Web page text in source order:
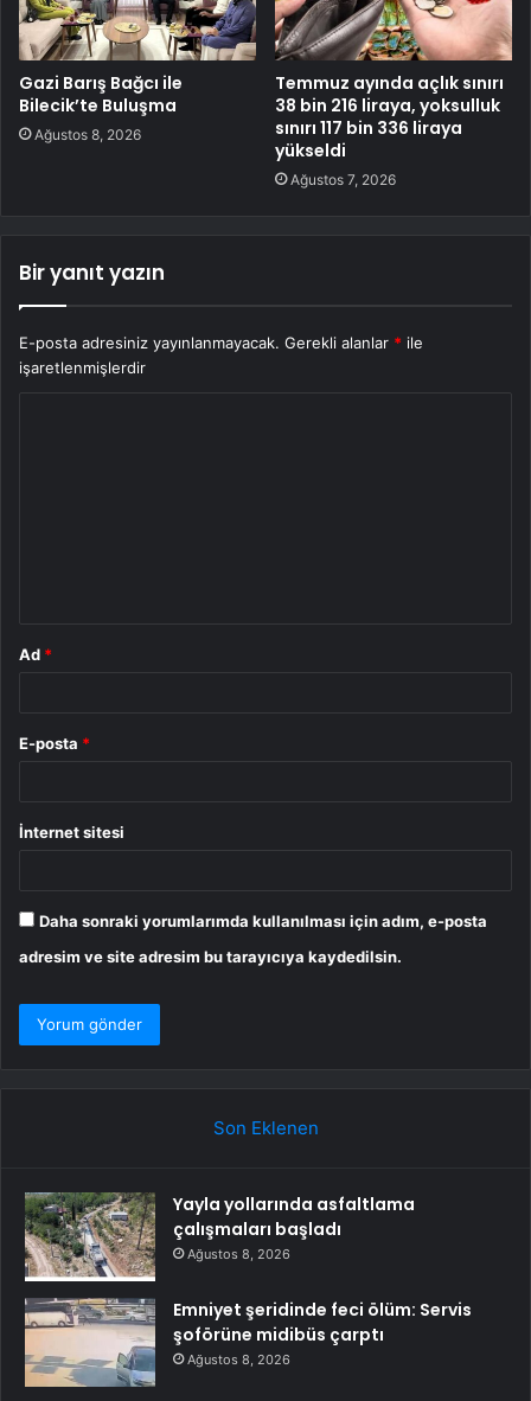
Gazi Barış Bağcı ile
Bilecik’te Buluşma
Ağustos 8, 2026
Temmuz ayında açlık sınırı
38 bin 216 liraya, yoksulluk
sınırı 117 bin 336 liraya
yükseldi
Ağustos 7, 2026
Bir yanıt yazın
E-posta adresiniz yayınlanmayacak. Gerekli alanlar * ile
işaretlenmişlerdir
Ad *
E-posta *
İnternet sitesi
Daha sonraki yorumlarımda kullanılması için adım, e-posta
adresim ve site adresim bu tarayıcıya kaydedilsin.
Son Eklenen
Yayla yollarında asfaltlama
çalışmaları başladı
Ağustos 8, 2026
Emniyet şeridinde feci ölüm: Servis
şoförüne midibüs çarptı
Ağustos 8, 2026